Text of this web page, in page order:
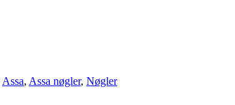
Assa, Assa nøgler, Nøgler